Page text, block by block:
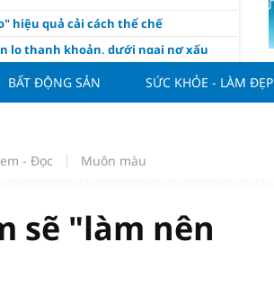
hiệu quả cải cách thể chế
lo thanh khoản, dưới ngại nợ xấu
lên 155%, cao gấp 3 lần nhóm cùng
"nhảy vọt"
vốn mới từ nâng hạng thị trường?
BẤT ĐỘNG SẢN SỨC KHỎE - LÀM ĐẸP
- Đọc Muôn màu
sẽ "làm nên